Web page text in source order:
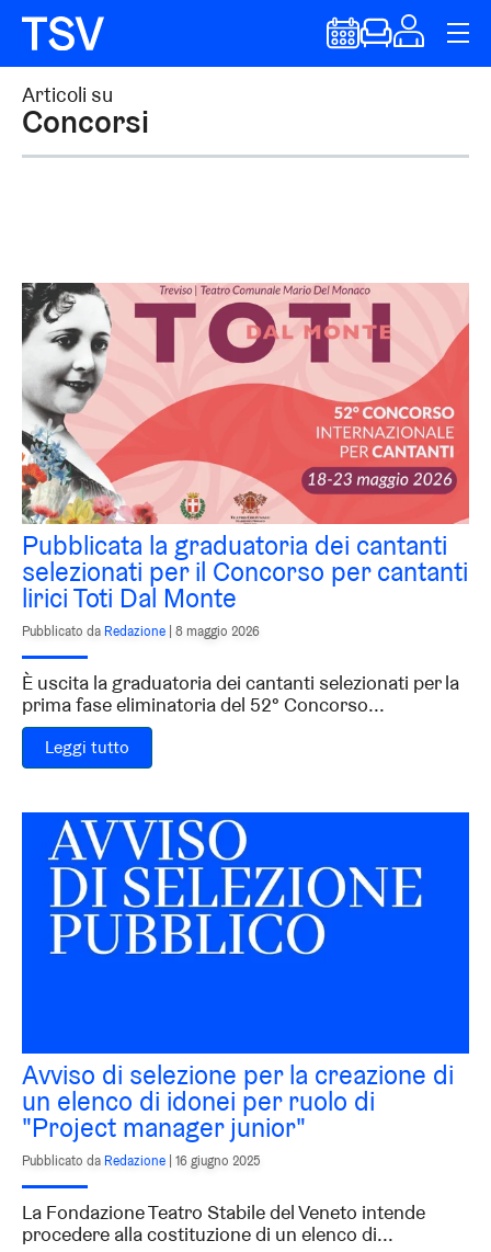
Articoli su
Concorsi
Pubblicata la graduatoria dei cantanti
selezionati per il Concorso per cantanti
lirici Toti Dal Monte
Pubblicato da Redazione | 8 maggio 2026
È uscita la graduatoria dei cantanti selezionati per la
prima fase eliminatoria del 52° Concorso...
Leggi tutto
Avviso di selezione per la creazione di
un elenco di idonei per ruolo di
"Project manager junior"
Pubblicato da Redazione | 16 giugno 2025
La Fondazione Teatro Stabile del Veneto intende
procedere alla costituzione di un elenco di...